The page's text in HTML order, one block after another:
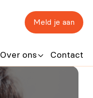
Meld je aan
Over ons Contact